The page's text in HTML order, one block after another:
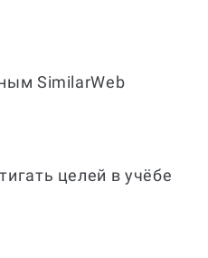
SimilarWeb
целей в учёбе